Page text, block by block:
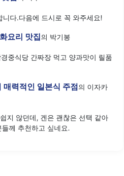
다.다음에 드시로 꼭 와주세요!
요리 맛집의 박기봉
중식당 간짜장 먹고 양과맛이 릴품
력적인 일본식 주점의 이자카
지 않던데, 겐은 괜찮은 선택 같아
께 추천하고 싶네요.